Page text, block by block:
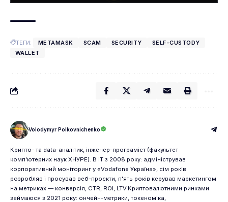
ТЕГИ: METAMASK SCAM SECURITY
SELF-CUSTODY
WALLET
Volodymyr Polkovnichenko
Крипто- та data-аналітик, інженер-програміст (факультет
комп'ютерних наук ХНУРЕ). В IT з 2008 року: адміністрував
корпоративний моніторинг у «Vodafone Україна», сім років
розробляв і просував веб-проєкти, п'ять років керував маркетингом
на метриках — конверсія, CTR, ROI, LTV.Криптовалютними ринками
займаюся з 2021 року: ончейн-метрики, токеноміка,